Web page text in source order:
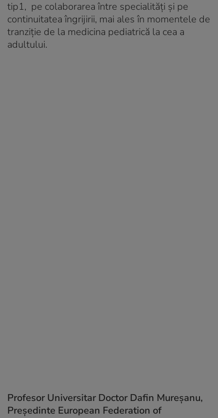
tip1, pe colaborarea între specialități și pe
continuitatea îngrijirii, mai ales în momentele de
tranziție de la medicina pediatrică la cea a
adultului.
Profesor Universitar Doctor Dafin Mureșanu,
Președinte European Federation of